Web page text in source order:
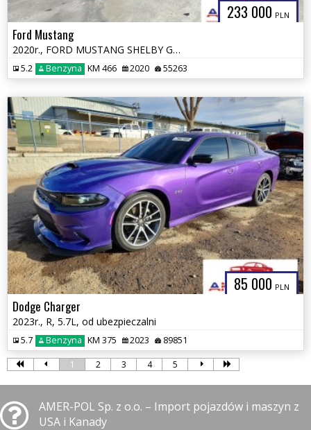
233 000 PLN
Ford Mustang
2020r., FORD MUSTANG SHELBY GT500, 5.2L, od ubezpieczalni
5.2 Benzyna KM 466 2020 55263
85 000 PLN
Dodge Charger
2023r., R, 5.7L, od ubezpieczalni
5.7 Benzyna KM 375 2023 89851
1 2 3 4 5
AMER-POL Sp. z o.o. – Import pojazdów i maszyn z
USA i Kanady